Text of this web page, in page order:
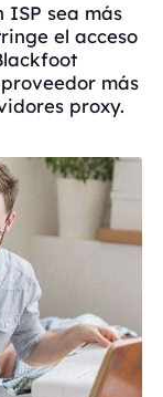
ISP sea más
el acceso
más
proxy.